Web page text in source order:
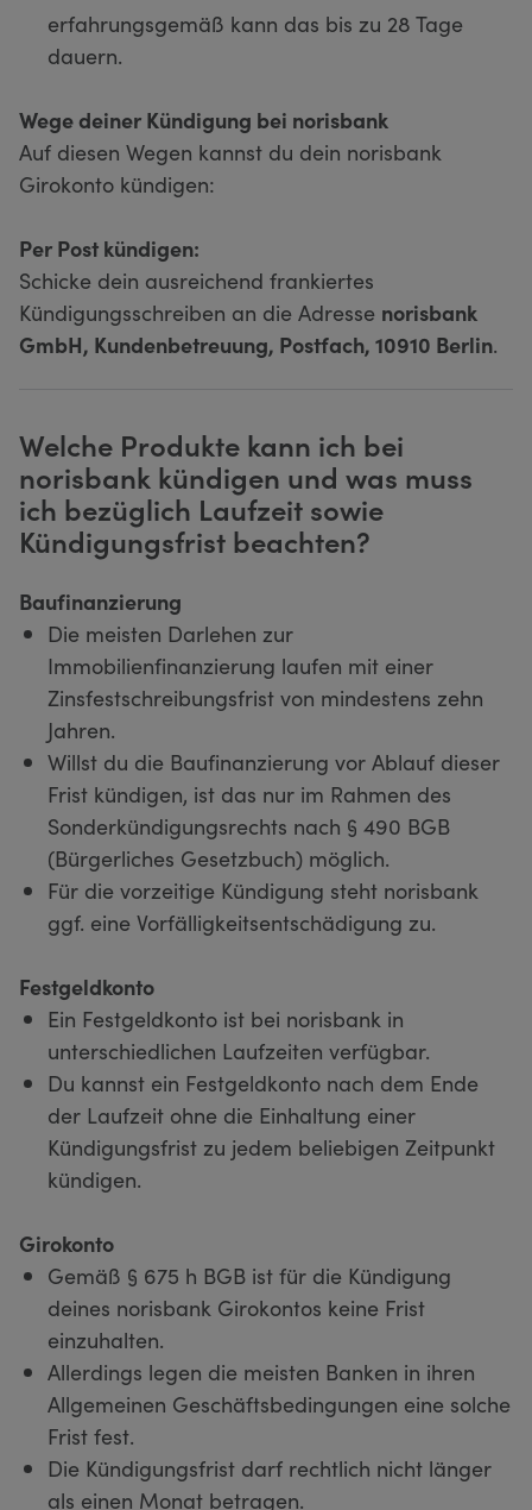
erfahrungsgemäß kann das bis zu 28 Tage
dauern.
Wege deiner Kündigung bei norisbank
Auf diesen Wegen kannst du dein norisbank
Girokonto kündigen:
Per Post kündigen:
Schicke dein ausreichend frankiertes
Kündigungsschreiben an die Adresse norisbank
GmbH, Kundenbetreuung, Postfach, 10910 Berlin.
Welche Produkte kann ich bei
norisbank kündigen und was muss
ich bezüglich Laufzeit sowie
Kündigungsfrist beachten?
Baufinanzierung
Die meisten Darlehen zur
Immobilienfinanzierung laufen mit einer
Zinsfestschreibungsfrist von mindestens zehn
Jahren.
Willst du die Baufinanzierung vor Ablauf dieser
Frist kündigen, ist das nur im Rahmen des
Sonderkündigungsrechts nach § 490 BGB
(Bürgerliches Gesetzbuch) möglich.
Für die vorzeitige Kündigung steht norisbank
ggf. eine Vorfälligkeitsentschädigung zu.
Festgeldkonto
Ein Festgeldkonto ist bei norisbank in
unterschiedlichen Laufzeiten verfügbar.
Du kannst ein Festgeldkonto nach dem Ende
der Laufzeit ohne die Einhaltung einer
Kündigungsfrist zu jedem beliebigen Zeitpunkt
kündigen.
Girokonto
Gemäß § 675 h BGB ist für die Kündigung
deines norisbank Girokontos keine Frist
einzuhalten.
Allerdings legen die meisten Banken in ihren
Allgemeinen Geschäftsbedingungen eine solche
Frist fest.
Die Kündigungsfrist darf rechtlich nicht länger
als einen Monat betragen.